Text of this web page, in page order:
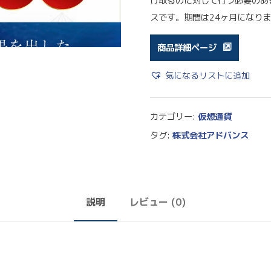
スです。期間は24ヶ月になりま
商品詳細ページ
気になるリストに追加
カテゴリー: 仮想通貨
タグ: 株式会社アドバンス
説明 レビュー (0)